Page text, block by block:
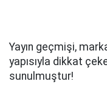
Yayın geçmişi,
yapısıyla dikkat
sunulmuştur!